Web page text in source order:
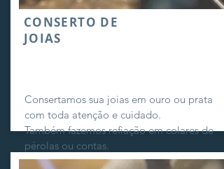
CONSERTO DE
JOIAS
Consertamos sua joias em ouro ou prata
com toda atenção e cuidado.
Também fazemos refiação em colares de
pérolas ou contas.